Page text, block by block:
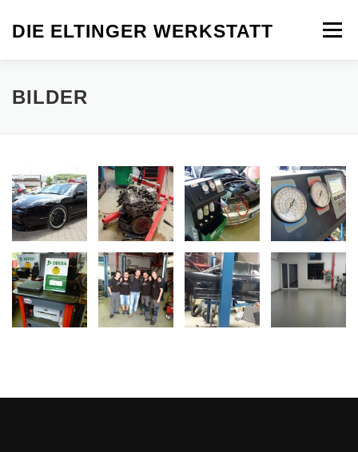
Inhalt
springen
DIE ELTINGER WERKSTATT Menü
TEAM FACEBOOK
BILDER